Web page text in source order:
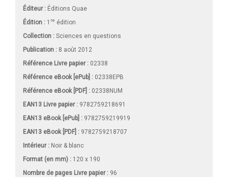
Éditeur : Éditions Quae
Édition : 1 re édition
Collection : Sciences en questions
Publication : 8 août 2012
Référence Livre papier : 02338
Référence eBook [ePub] : 02338EPB
Référence eBook [PDF] : 02338NUM
EAN13 Livre papier : 9782759218691
EAN13 eBook [ePub] : 9782759219919
EAN13 eBook [PDF] : 9782759218707
Intérieur : Noir & blanc
Format (en mm) : 120 x 190
Nombre de pages Livre papier: 96